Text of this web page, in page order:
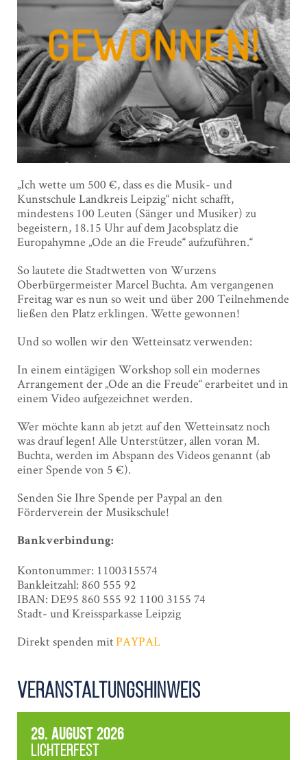
„Ich wette um 500 €, dass es die Musik- und
Kunstschule Landkreis Leipzig“ nicht schafft,
mindestens 100 Leuten (Sänger und Musiker) zu
begeistern, 18.15 Uhr auf dem Jacobsplatz die
Europahymne „Ode an die Freude“ aufzuführen.“
So lautete die Stadtwetten von Wurzens
Oberbürgermeister Marcel Buchta. Am vergangenen
Freitag war es nun so weit und über 200 Teilnehmende
ließen den Platz erklingen. Wette gewonnen!
Und so wollen wir den Wetteinsatz verwenden:
In einem eintägigen Workshop soll ein modernes
Arrangement der „Ode an die Freude“ erarbeitet und in
einem Video aufgezeichnet werden.
Wer möchte kann ab jetzt auf den Wetteinsatz noch
was drauf legen! Alle Unterstützer, allen voran M.
Buchta, werden im Abspann des Videos genannt (ab
einer Spende von 5 €).
Senden Sie Ihre Spende per Paypal an den
Förderverein der Musikschule!
Bankverbindung:
Kontonummer: 1100315574
Bankleitzahl: 860 555 92
IBAN: DE95 860 555 92 1100 3155 74
Stadt- und Kreissparkasse Leipzig
Direkt spenden mitPAYPAL
Veranstaltungshinweis
29. August 2026
Lichterfest